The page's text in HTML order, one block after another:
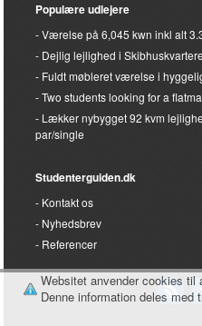
Populære udlejere
Værelse på 6,045 kwn inkl alt
Dejlig lejlighed i
Fuldt møbleret værelse i
Two students looking for a
Lækker nybygget 92 kvm
par/single
Studenterguiden.dk
Kontakt os
Nyhedsbrev
Referencer
Websitet anvender cookies
Denne information deles med